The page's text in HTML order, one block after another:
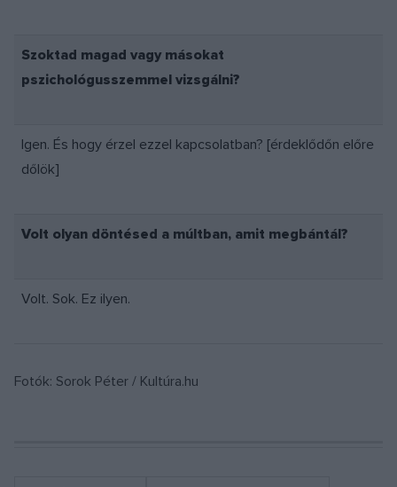
Szoktad magad vagy másokat
pszichológusszemmel vizsgálni?
Igen. És hogy érzel ezzel kapcsolatban? [érdeklődőn előre
dőlök]
Volt olyan döntésed a múltban, amit megbántál?
Volt. Sok. Ez ilyen.
Fotók: Sorok Péter / Kultúra.hu